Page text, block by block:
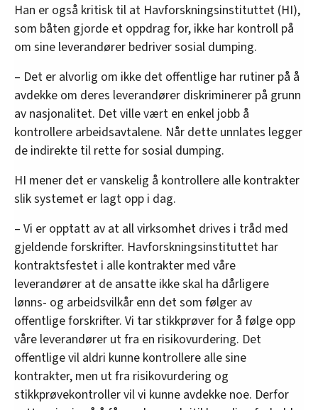
Han er også kritisk til at Havforskningsinstituttet (HI),
som båten gjorde et oppdrag for, ikke har kontroll på
om sine leverandører bedriver sosial dumping.
– Det er alvorlig om ikke det offentlige har rutiner på å
avdekke om deres leverandører diskriminerer på grunn
av nasjonalitet. Det ville vært en enkel jobb å
kontrollere arbeidsavtalene. Når dette unnlates legger
de indirekte til rette for sosial dumping.
HI mener det er vanskelig å kontrollere alle kontrakter
slik systemet er lagt opp i dag.
– Vi er opptatt av at all virksomhet drives i tråd med
gjeldende forskrifter. Havforskningsinstituttet har
kontraktsfestet i alle kontrakter med våre
leverandører at de ansatte ikke skal ha dårligere
lønns- og arbeidsvilkår enn det som følger av
offentlige forskrifter. Vi tar stikkprøver for å følge opp
våre leverandører ut fra en risikovurdering. Det
offentlige vil aldri kunne kontrollere alle sine
kontrakter, men ut fra risikovurdering og
stikkprøvekontroller vil vi kunne avdekke noe. Derfor